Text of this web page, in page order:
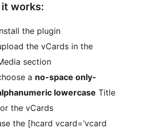
works:
the plugin
the vCards in the
section
a no-space only-
lowercase Title
the vCards
the [hcard vcard=’vcard